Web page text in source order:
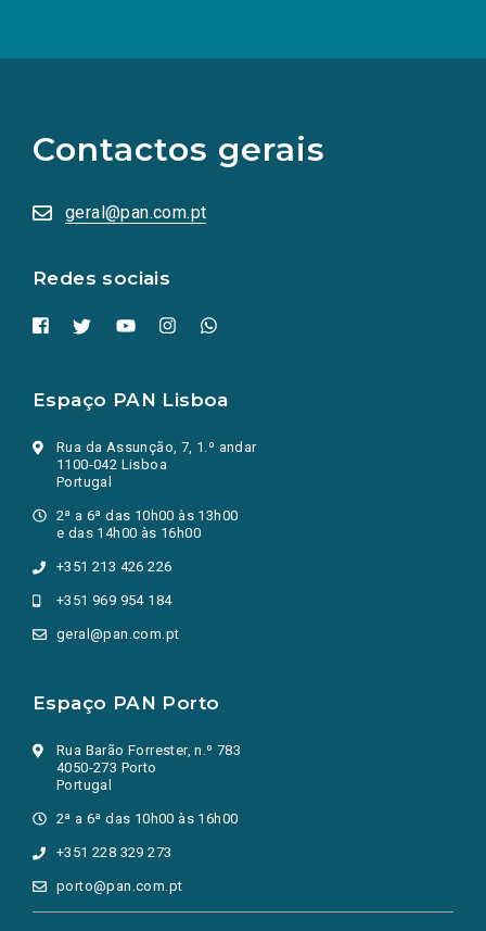
Contactos gerais
geral@pan.com.pt
Redes sociais
redes
sociais
numa
nova
Espaço PAN Lisboa
Rua da Assunção, 7, 1.º andar
1100-042 Lisboa
Portugal
2ª a 6ª das 10h00 às 13h00
e das 14h00 às 16h00
+351 213 426 226
+351 969 954 184
geral@pan.com.pt
Espaço PAN Porto
Rua Barão Forrester, n.º 783
4050-273 Porto
Portugal
2ª a 6ª das 10h00 às 16h00
+351 228 329 273
porto@pan.com.pt